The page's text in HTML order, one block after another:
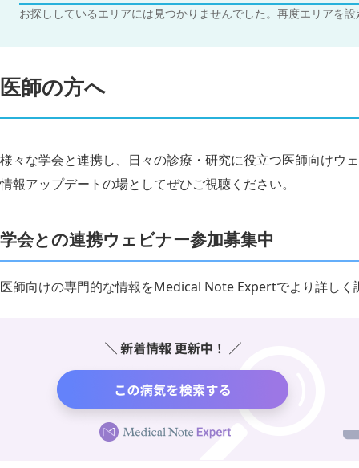
お探ししているエリアには見つかりませんでした。再度エリアを
医師の方へ
様々な学会と連携し、日々の診療・研究に役立つ医師向けウ
情報アップデートの場としてぜひご視聴ください。
学会との連携ウェビナー参加募集中
医師向けの専門的な情報をMedical Note Expertでより詳しく